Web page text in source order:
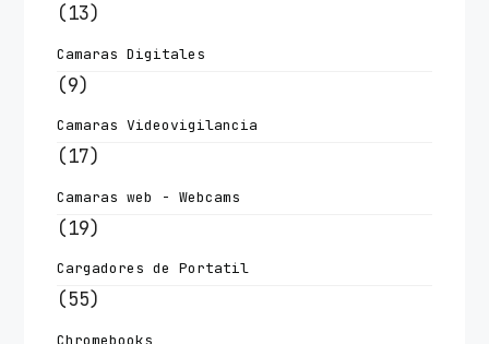
(13)
Camaras Digitales
(9)
Camaras Videovigilancia
(17)
Camaras web - Webcams
(19)
Cargadores de Portatil
(55)
Chromebooks